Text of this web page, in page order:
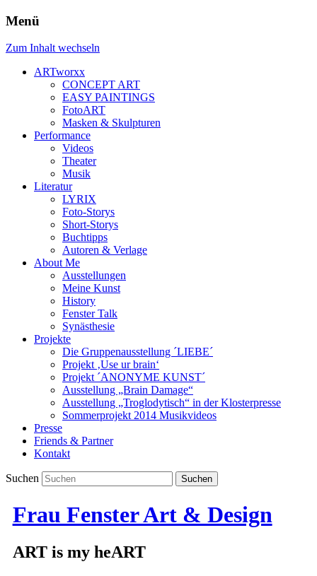
Menü
Zum Inhalt wechseln
ARTworxx
CONCEPT ART
EASY PAINTINGS
FotoART
Masken & Skulpturen
Performance
Videos
Theater
Musik
Literatur
LYRIX
Foto-Storys
Short-Storys
Buchtipps
Autoren & Verlage
About Me
Ausstellungen
Meine Kunst
History
Fenster Talk
Synästhesie
Projekte
Die Gruppenausstellung ´LIEBE´
Projekt ‚Use ur brain‘
Projekt ´ANONYME KUNST´
Ausstellung „Brain Damage“
Ausstellung „Troglodytisch“ in der Klosterpresse
Sommerprojekt 2014 Musikvideos
Presse
Friends & Partner
Kontakt
Suchen
Frau Fenster Art & Design
ART is my heART